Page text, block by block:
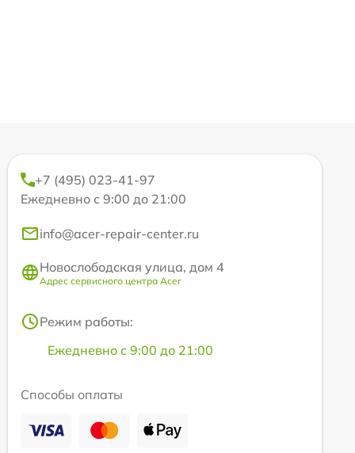
+7 (495) 023-41-97
Ежедневно с 9:00 до 21:00
info@acer-repair-center.ru
Новослободская улица, дом 4
Адрес сервисного центра Acer
Режим работы:
Ежедневно с 9:00 до 21:00
Способы оплаты